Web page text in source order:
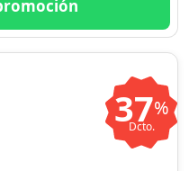
37%
Dcto.